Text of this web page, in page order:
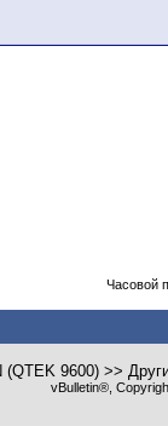
Часовой
(QTEK 9600) >>
vBulletin®,